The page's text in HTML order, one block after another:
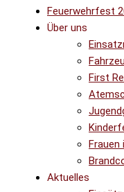
Feuerwehrfest
Über uns
First
Frauen
Aktuelles